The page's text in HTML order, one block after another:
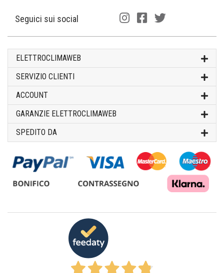
Seguici sui social
ELETTROCLIMAWEB
SERVIZIO CLIENTI
ACCOUNT
GARANZIE ELETTROCLIMAWEB
SPEDITO DA